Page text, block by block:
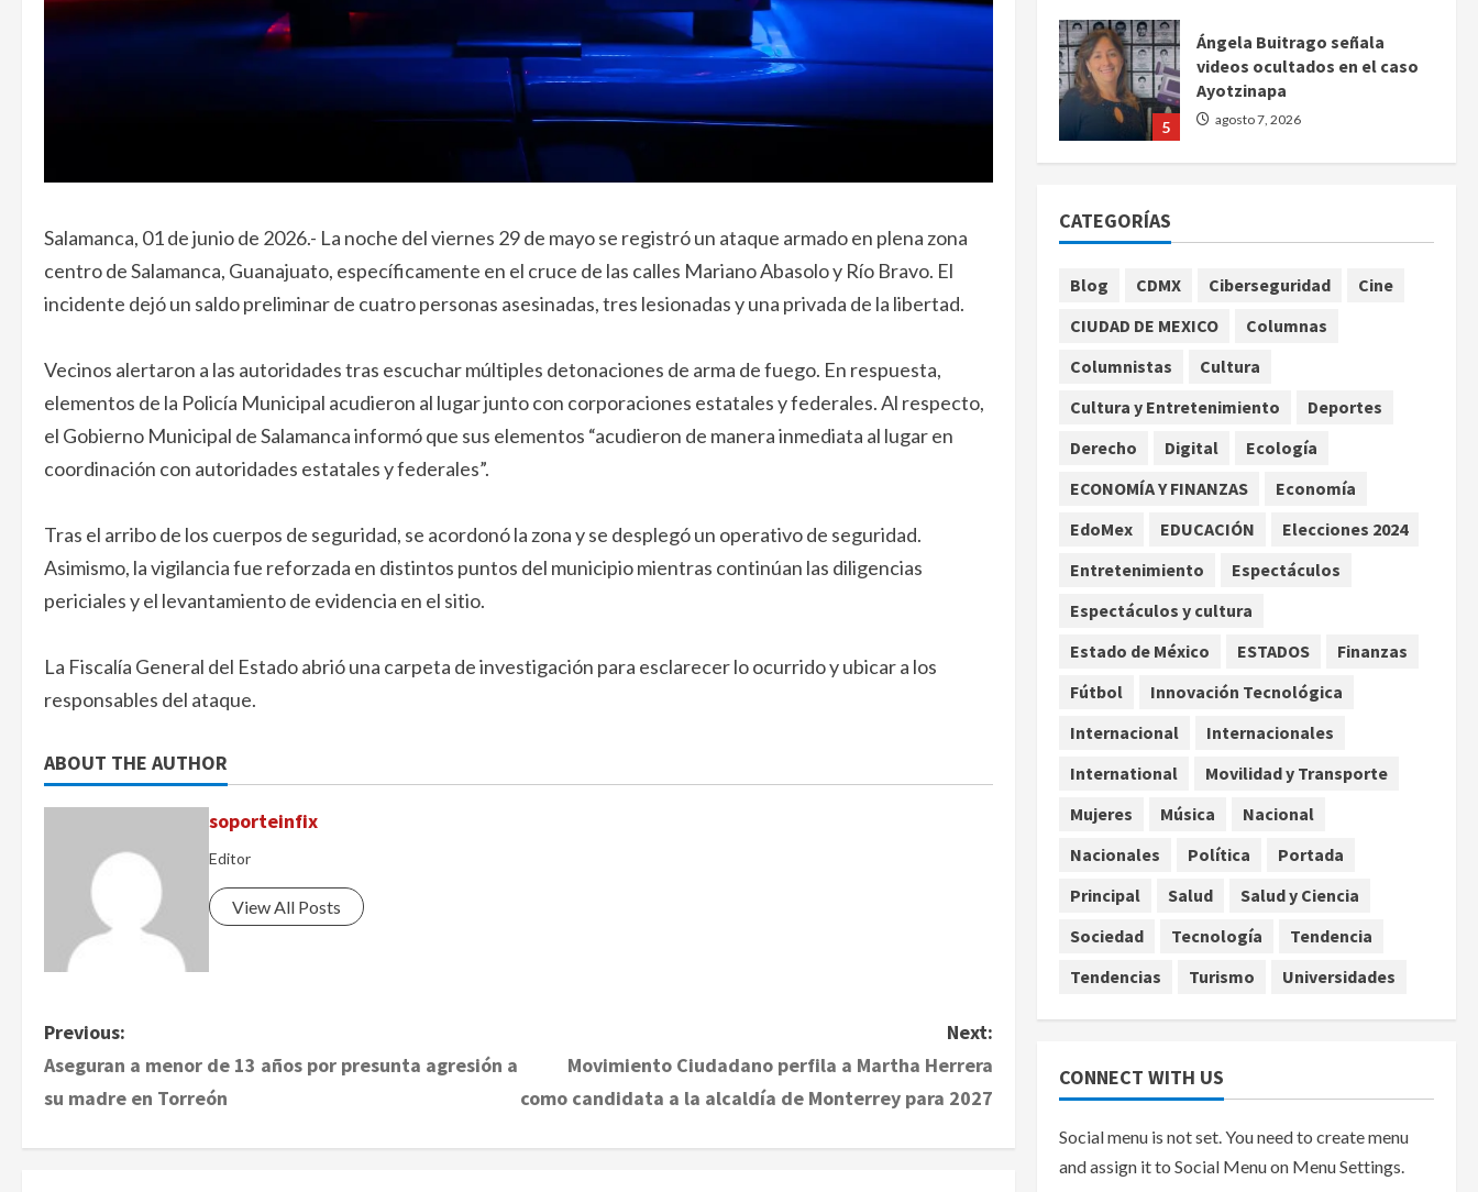
Salamanca, 01 de junio de 2026.- La noche del viernes 29 de mayo se registró un ataque armado en plena zona
centro de Salamanca, Guanajuato, específicamente en el cruce de las calles Mariano Abasolo y Río Bravo. El
incidente dejó un saldo preliminar de cuatro personas asesinadas, tres lesionadas y una privada de la libertad.
Vecinos alertaron a las autoridades tras escuchar múltiples detonaciones de arma de fuego. En respuesta,
elementos de la Policía Municipal acudieron al lugar junto con corporaciones estatales y federales. Al respecto,
el Gobierno Municipal de Salamanca informó que sus elementos “acudieron de manera inmediata al lugar en
coordinación con autoridades estatales y federales”.
Tras el arribo de los cuerpos de seguridad, se acordonó la zona y se desplegó un operativo de seguridad.
Asimismo, la vigilancia fue reforzada en distintos puntos del municipio mientras continúan las diligencias
periciales y el levantamiento de evidencia en el sitio.
La Fiscalía General del Estado abrió una carpeta de investigación para esclarecer lo ocurrido y ubicar a los
responsables del ataque.
ABOUT THE AUTHOR
soporteinfix
Editor
View All Posts
P
o
Previous:
Aseguran a menor de 13 años por presunta agresión a
su madre en Torreón
Next:
Movimiento Ciudadano perfila a Martha Herrera
como candidata a la alcaldía de Monterrey para 2027
5
Ángela Buitrago señala
videos ocultados en el caso
Ayotzinapa
agosto 7, 2026
2026
agosto 7, 2026
2
Colombia despide al
tras cuatro años de
Hijos de presidentes bajo
escrutinio institucional en
Angola y EE.UU.
agosto 7, 2026
4
Investiga Cofepris posible
mexicanos con brote de
videos ocultados en el caso
Ayotzinapa
CATEGORÍAS
Blog CDMX Ciberseguridad
Cine
CIUDAD DE MEXICO
Columnas
Columnistas
Cultura
Cultura y Entretenimiento
Deportes
Derecho
Digital
Ecología
ECONOMÍA Y FINANZAS
Economía
EdoMex
EDUCACIÓN
Elecciones 2024
Entretenimiento
Espectáculos
Espectáculos y cultura
Estado de México
ESTADOS
Finanzas
Fútbol
Innovación Tecnológica
Internacional
Internacionales
International
Movilidad y Transporte
Mujeres
Música
Nacional
Nacionales
Política
Portada
Principal
Salud
Salud y Ciencia
Sociedad
Tecnología
Tendencia
Tendencias
Turismo Universidades
CONNECT WITH US
Social menu is not set. You need to create menu
and assign it to Social Menu on Menu Settings.